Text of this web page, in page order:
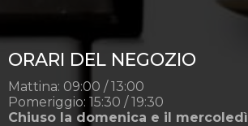
ORARI DEL NEGOZIO
Mattina: 09:00 / 13:00
Pomeriggio: 15:30 / 19:30
Chiuso la domenica e il mercoledì